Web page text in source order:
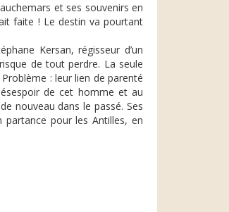
et ses souvenirs en
faite ! Le destin va pourtant
Kersan, régisseur d’un
de tout perdre. La seule
: leur lien de parenté
de cet homme et au
nouveau dans le passé. Ses
pour les Antilles, en